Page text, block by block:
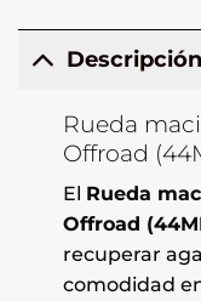
Descripción
Rueda
Offroad
El Rueda
Offroad
recuperar
comodidad